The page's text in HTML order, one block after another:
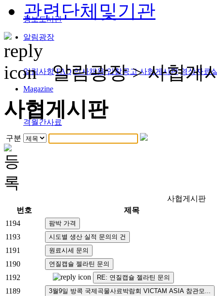
정보도서관
알림광장
알림사항 FAQ 인사채용/입찰공고 사협게시판 영상자료
Magazine
격월간사료
관련단체및기관
알림광장 >사협게
사협게시판
구분
사협게시판
번호
제목
1194
1193
1191
1190
1192
1189